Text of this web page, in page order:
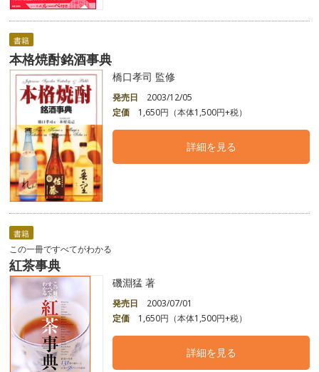
書籍
本格焼酎銘酒事典
橋口孝司 監修
発売日
2003/12/05
定価
1,650円（本体1,500円+税）
詳細を見る
書籍
この一冊ですべてがわかる
紅茶事典
磯淵猛 著
発売日
2003/07/01
定価
1,650円（本体1,500円+税）
詳細を見る